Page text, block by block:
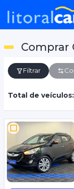
Comprar
Filtrar
Total de veículos: